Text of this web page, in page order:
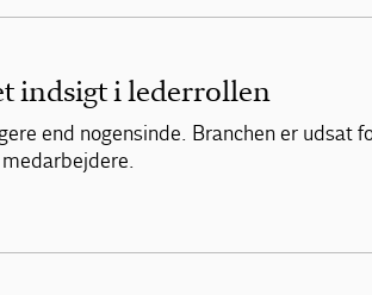
indsigt i lederrollen
end nogensinde. Branchen er udsat